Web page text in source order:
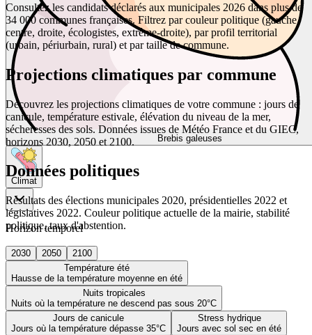
Brebis galeuses
Climat
Horizon temporel
2030 2050
2100
Température été
Hausse de la température moyenne en été
Nuits tropicales
Nuits où la température ne descend pas sous 20°C
Jours de canicule
Jours où la température dépasse 35°C
Stress hydrique
Jours avec sol sec en été
Consultez les candidats déclarés aux municipales 2026 dans plus de
34 000 communes françaises. Filtrez par couleur politique (gauche,
centre, droite, écologistes, extrême-droite), par profil territorial
(urbain, périurbain, rural) et par taille de commune.
Projections climatiques par commune
Découvrez les projections climatiques de votre commune : jours de
canicule, température estivale, élévation du niveau de la mer,
sécheresses des sols. Données issues de Météo France et du GIEC,
horizons 2030, 2050 et 2100.
Données politiques
Résultats des élections municipales 2020, présidentielles 2022 et
législatives 2022. Couleur politique actuelle de la mairie, stabilité
politique, taux d'abstention.